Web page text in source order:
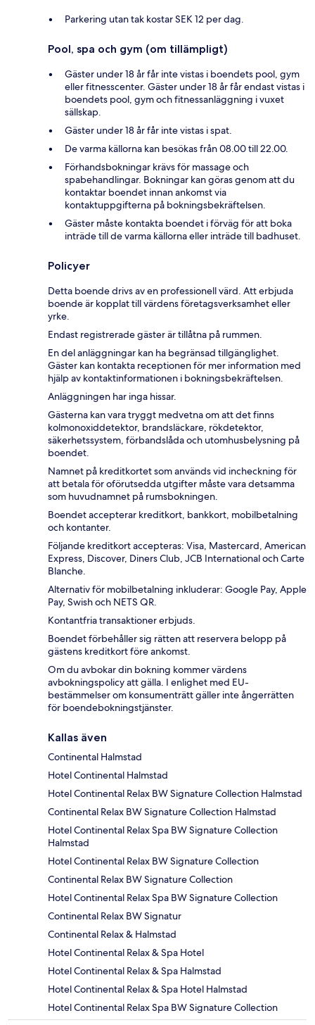
Parkering utan tak kostar SEK 12 per dag.
Pool, spa och gym (om tillämpligt)
Gäster under 18 år får inte vistas i boendets pool, gym
eller fitnesscenter. Gäster under 18 år får endast vistas i
boendets pool, gym och fitnessanläggning i vuxet
sällskap.
Gäster under 18 år får inte vistas i spat.
De varma källorna kan besökas från 08.00 till 22.00.
Förhandsbokningar krävs för massage och
spabehandlingar. Bokningar kan göras genom att du
kontaktar boendet innan ankomst via
kontaktuppgifterna på bokningsbekräftelsen.
Gäster måste kontakta boendet i förväg för att boka
inträde till de varma källorna eller inträde till badhuset.
Policyer
Detta boende drivs av en professionell värd. Att erbjuda
boende är kopplat till värdens företagsverksamhet eller
yrke.
Endast registrerade gäster är tillåtna på rummen.
En del anläggningar kan ha begränsad tillgänglighet.
Gäster kan kontakta receptionen för mer information med
hjälp av kontaktinformationen i bokningsbekräftelsen.
Anläggningen har inga hissar.
Gästerna kan vara tryggt medvetna om att det finns
kolmonoxiddetektor, brandsläckare, rökdetektor,
säkerhetssystem, förbandslåda och utomhusbelysning på
boendet.
Namnet på kreditkortet som används vid incheckning för
att betala för oförutsedda utgifter måste vara detsamma
som huvudnamnet på rumsbokningen.
Boendet accepterar kreditkort, bankkort, mobilbetalning
och kontanter.
Följande kreditkort accepteras: Visa, Mastercard, American
Express, Discover, Diners Club, JCB International och Carte
Blanche.
Alternativ för mobilbetalning inkluderar: Google Pay, Apple
Pay, Swish och NETS QR.
Kontantfria transaktioner erbjuds.
Boendet förbehåller sig rätten att reservera belopp på
gästens kreditkort före ankomst.
Om du avbokar din bokning kommer värdens
avbokningspolicy att gälla. I enlighet med EU-
bestämmelser om konsumenträtt gäller inte ångerrätten
för boendebokningstjänster.
Kallas även
Continental Halmstad
Hotel Continental Halmstad
Hotel Continental Relax BW Signature Collection Halmstad
Continental Relax BW Signature Collection Halmstad
Hotel Continental Relax Spa BW Signature Collection
Halmstad
Hotel Continental Relax BW Signature Collection
Continental Relax BW Signature Collection
Hotel Continental Relax Spa BW Signature Collection
Continental Relax BW Signatur
Continental Relax & Halmstad
Hotel Continental Relax & Spa Hotel
Hotel Continental Relax & Spa Halmstad
Hotel Continental Relax & Spa Hotel Halmstad
Hotel Continental Relax Spa BW Signature Collection